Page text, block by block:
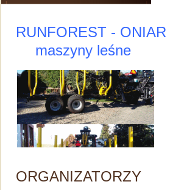
RUNFOREST - ONIAR
maszyny leśne
ORGANIZATORZY